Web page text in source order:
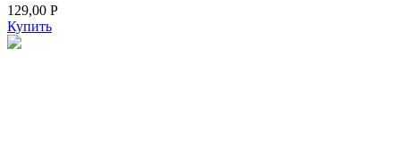
129,00 Р
Купить